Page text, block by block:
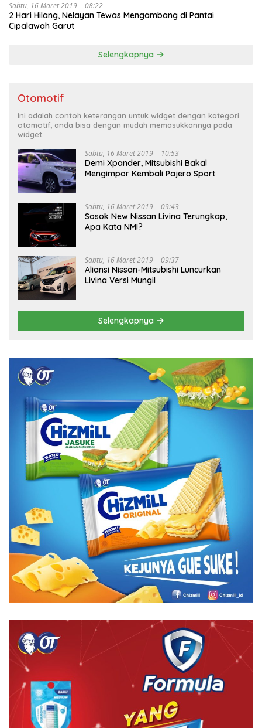
Sabtu, 16 Maret 2019 | 08:22
2 Hari Hilang, Nelayan Tewas Mengambang di Pantai
Cipalawah Garut
Selengkapnya
Otomotif
Ini adalah contoh keterangan untuk widget dengan kategori
otomotif, anda bisa dengan mudah memasukkannya pada
widget.
Sabtu, 16 Maret 2019 | 10:53
Demi Xpander, Mitsubishi Bakal
Mengimpor Kembali Pajero Sport
Sabtu, 16 Maret 2019 | 09:43
Sosok New Nissan Livina Terungkap,
Apa Kata NMI?
Sabtu, 16 Maret 2019 | 09:37
Aliansi Nissan-Mitsubishi Luncurkan
Livina Versi Mungil
Selengkapnya